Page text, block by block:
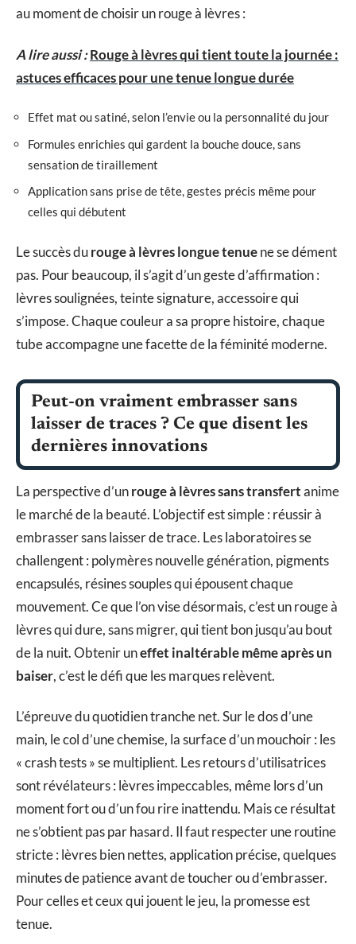
au moment de choisir un rouge à lèvres :
A lire aussi :Rouge à lèvres qui tient toute la journée :
astuces efficaces pour une tenue longue durée
Effet mat ou satiné, selon l’envie ou la personnalité du jour
Formules enrichies qui gardent la bouche douce, sans
sensation de tiraillement
Application sans prise de tête, gestes précis même pour
celles qui débutent
Le succès durouge à lèvres longue tenuene se dément
pas. Pour beaucoup, il s’agit d’un geste d’affirmation :
lèvres soulignées, teinte signature, accessoire qui
s’impose. Chaque couleur a sa propre histoire, chaque
tube accompagne une facette de la féminité moderne.
Peut-on vraiment embrasser sans
laisser de traces ? Ce que disent les
dernières innovations
La perspective d’unrouge à lèvres sans transfertanime
le marché de la beauté. L’objectif est simple : réussir à
embrasser sans laisser de trace. Les laboratoires se
challengent : polymères nouvelle génération, pigments
encapsulés, résines souples qui épousent chaque
mouvement. Ce que l’on vise désormais, c’est un rouge à
lèvres qui dure, sans migrer, qui tient bon jusqu’au bout
de la nuit. Obtenir uneffet inaltérable même après un
baiser, c’est le défi que les marques relèvent.
L’épreuve du quotidien tranche net. Sur le dos d’une
main, le col d’une chemise, la surface d’un mouchoir : les
« crash tests » se multiplient. Les retours d’utilisatrices
sont révélateurs : lèvres impeccables, même lors d’un
moment fort ou d’un fou rire inattendu. Mais ce résultat
ne s’obtient pas par hasard. Il faut respecter une routine
stricte : lèvres bien nettes, application précise, quelques
minutes de patience avant de toucher ou d’embrasser.
Pour celles et ceux qui jouent le jeu, la promesse est
tenue.